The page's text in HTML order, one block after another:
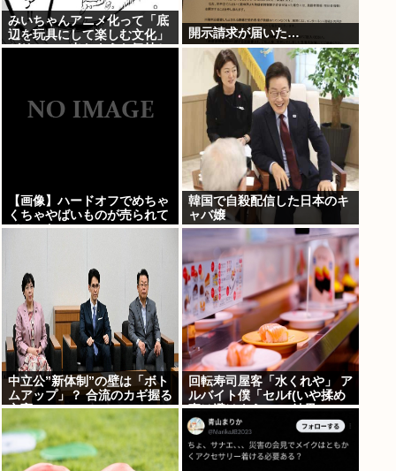
みいちゃんアニメ化って「底
辺を玩具にして楽しむ文化」
がリアルに出たような気持ち
開示請求が届いた…
【画像】ハードオフでめちゃ
くちゃやばいものが売られて
てワロたwww
韓国で自殺配信した日本のキ
ャバ嬢
中立公”新体制”の壁は「ボト
ムアップ」？ 合流のカギ握る
立憲
回転寿司屋客「水くれや」 ア
ルバイト僕「セルf(いや揉め
事は避けよう)」→結果ｗｗ